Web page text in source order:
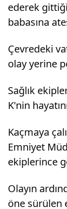
ederek
babasına
Çevredeki
olay yerine
Sağlık
K'nin
Kaçmaya
Emniyet
ekiplerince
Olayın
öne sürülen